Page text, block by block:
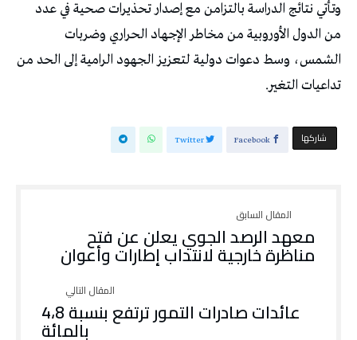
وتأتي نتائج الدراسة بالتزامن مع إصدار تحذيرات صحية في عدد
من الدول الأوروبية من مخاطر الإجهاد الحراري وضربات
الشمس، وسط دعوات دولية لتعزيز الجهود الرامية إلى الحد من
تداعيات التغير.
‫‫ شاركها‬ Facebook
Twitter
معهد الرصد الجوي يعلن عن فتح
مناظرة خارجية لانتداب إطارات وأعوان
عائدات صادرات التمور ترتفع بنسبة 4،8
بالمائة